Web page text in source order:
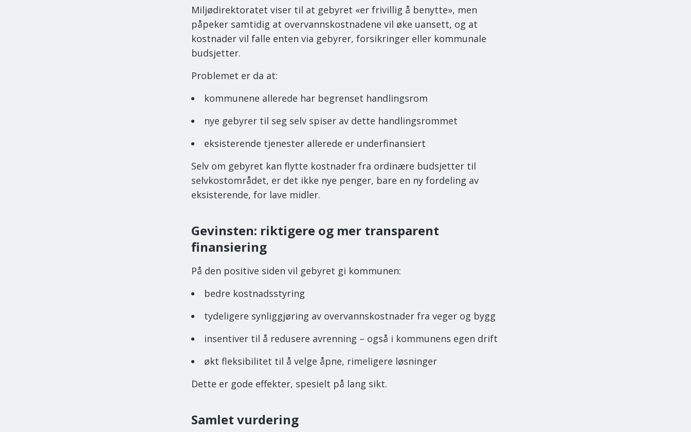
Miljødirektoratet viser til at gebyret «er frivillig å benytte», men
påpeker samtidig at overvannskostnadene vil øke uansett, og at
kostnader vil falle enten via gebyrer, forsikringer eller kommunale
budsjetter.
Problemet er da at:
kommunene allerede har begrenset handlingsrom
nye gebyrer til seg selv spiser av dette handlingsrommet
eksisterende tjenester allerede er underfinansiert
Selv om gebyret kan flytte kostnader fra ordinære budsjetter til
selvkostområdet, er det ikke nye penger, bare en ny fordeling av
eksisterende, for lave midler.
Gevinsten: riktigere og mer transparent
finansiering
På den positive siden vil gebyret gi kommunen:
bedre kostnadsstyring
tydeligere synliggjøring av overvannskostnader fra veger og bygg
insentiver til å redusere avrenning – også i kommunens egen drift
økt fleksibilitet til å velge åpne, rimeligere løsninger
Dette er gode effekter, spesielt på lang sikt.
Samlet vurdering